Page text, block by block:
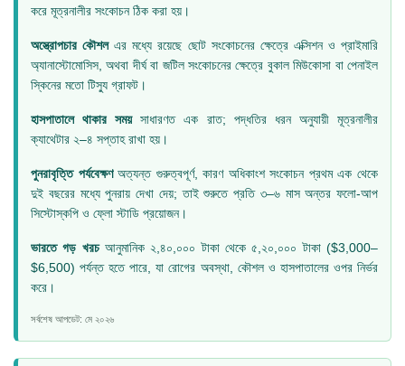
করে মূত্রনালীর সংকোচন ঠিক করা হয়।
অস্ত্রোপচার কৌশলএর মধ্যে রয়েছে ছোট সংকোচনের ক্ষেত্রে এক্সিশন ও প্রাইমারি
অ্যানাস্টোমোসিস, অথবা দীর্ঘ বা জটিল সংকোচনের ক্ষেত্রে বুকাল মিউকোসা বা পেনাইল
স্কিনের মতো টিস্যু গ্রাফট।
হাসপাতালে থাকার সময়সাধারণত এক রাত; পদ্ধতির ধরন অনুযায়ী মূত্রনালীর
ক্যাথেটার ২–৪ সপ্তাহ রাখা হয়।
পুনরাবৃত্তি পর্যবেক্ষণঅত্যন্ত গুরুত্বপূর্ণ, কারণ অধিকাংশ সংকোচন প্রথম এক থেকে
দুই বছরের মধ্যে পুনরায় দেখা দেয়; তাই শুরুতে প্রতি ৩–৬ মাস অন্তর ফলো-আপ
সিস্টোস্কপি ও ফ্লো স্টাডি প্রয়োজন।
ভারতে গড় খরচআনুমানিক ২,৪০,০০০ টাকা থেকে ৫,২০,০০০ টাকা ($3,000–
$6,500) পর্যন্ত হতে পারে, যা রোগের অবস্থা, কৌশল ও হাসপাতালের ওপর নির্ভর
করে।
সর্বশেষ আপডেট: মে ২০২৬